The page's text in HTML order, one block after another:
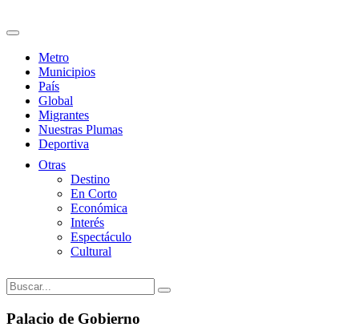
Metro
Municipios
País
Global
Migrantes
Nuestras Plumas
Deportiva
Otras
Destino
En Corto
Económica
Interés
Espectáculo
Cultural
Palacio de Gobierno